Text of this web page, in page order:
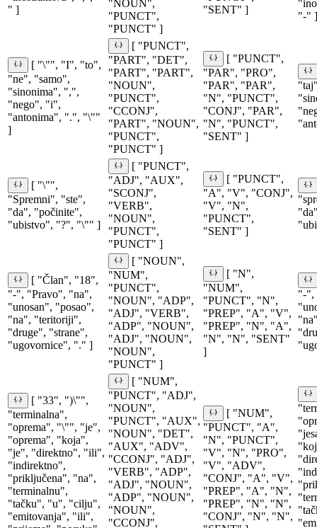
" ]
"NOUN",
"PUNCT",
"PUNCT" ]
"SENT" ]
"-" ]
[ "\"", "I", "to",
"ne", "samo",
"sinonima", ",",
"nego", "i",
"antonima", ".", "\""
]
[ "PUNCT",
"PART", "DET",
"PART", "PART",
"NOUN",
"PUNCT",
"CCONJ",
"PART", "NOUN",
"PUNCT",
"PUNCT" ]
[ "PUNCT",
"PAR", "PRO",
"PAR", "PAR",
"N", "PUNCT",
"CONJ", "PAR",
"N", "PUNCT",
"SENT" ]
[ "\"",
"Spremni", "ste",
"da", "počinite",
"ubistvo", "?", "\"" ]
[ "PUNCT",
"ADJ", "AUX",
"SCONJ",
"VERB",
"NOUN",
"PUNCT",
"PUNCT" ]
[ "PUNCT",
"A", "V", "CONJ",
"V", "N",
"PUNCT",
"SENT" ]
[ "Član", "18",
"-", "Pravo", "na",
"unosan", "posao",
"na", "teritoriji",
"druge", "strane",
"ugovornice", "." ]
[ "NOUN",
"NUM",
"PUNCT",
"NOUN", "ADP",
"ADJ", "VERB",
"ADP", "NOUN",
"ADJ", "NOUN",
"NOUN",
"PUNCT" ]
[ "N",
"NUM",
"PUNCT", "N",
"PREP", "A", "V",
"PREP", "N", "A",
"N", "N", "SENT"
]
"-",
[ "33", ")\"",
"terminalna",
"oprema", "\"", "je",
"oprema", "koja",
"je", "direktno", "ili",
"indirektno",
"priključena", "na",
"terminalnu",
"tačku", "u", "cilju",
"emitovanja", "ili",
[ "NUM",
"PUNCT", "ADJ",
"NOUN",
"PUNCT", "AUX",
"NOUN", "DET",
"AUX", "ADV",
"CCONJ", "ADJ",
"VERB", "ADP",
"ADJ", "NOUN",
"ADP", "NOUN",
"NOUN",
"CCONJ",
[ "NUM",
"PUNCT", "A",
"N", "PUNCT",
"V", "N", "PRO",
"V", "ADV",
"CONJ", "A", "V",
"PREP", "A", "N",
"PREP", "N", "N",
"CONJ", "N", "N",